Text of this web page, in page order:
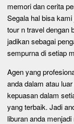
memori dan cerita
Segala hal bisa
tour n travel dengan
jadikan sebagai
sempurna di setiap
Agen yang
anda dalam atau
kepuasan dalam
yang terbaik. Jadi
liburan anda